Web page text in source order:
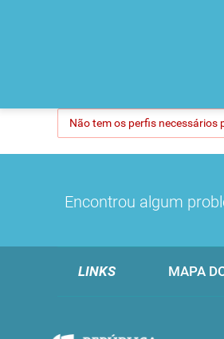
Não tem os perfis necessários
Encontrou algum
LINKS MAPA